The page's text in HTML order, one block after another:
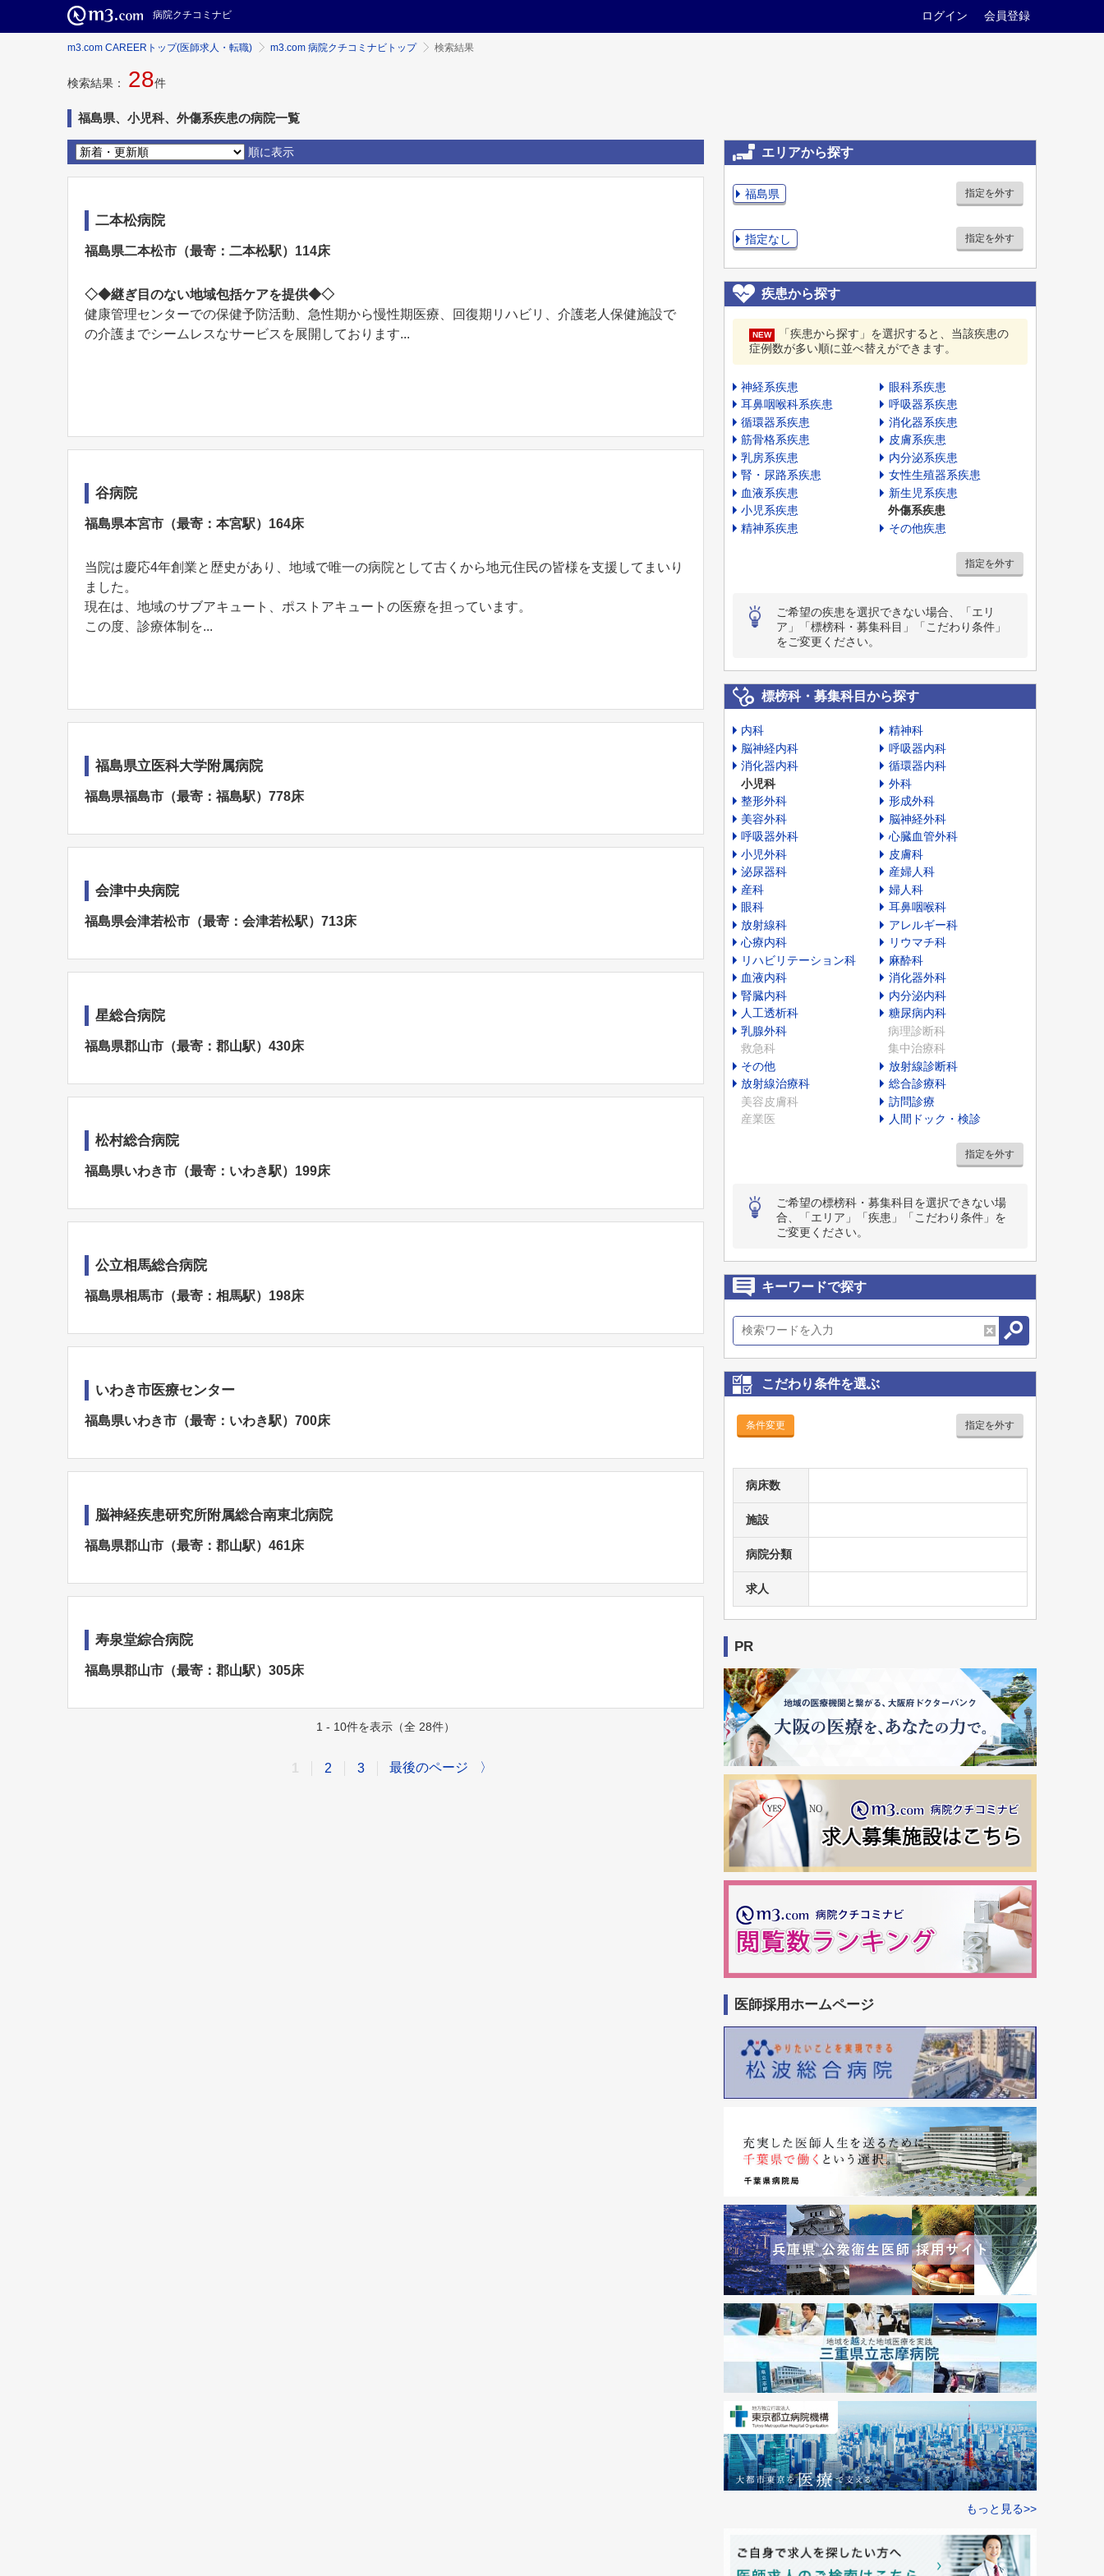
病院クチコミナビ ログイン 会員登録
m3.com CAREERトップ(医師求人・転職) m3.com 病院クチコミナビトップ 検索結果
検索結果： 28件
福島県、小児科、外傷系疾患の病院一覧
順に表示
二本松病院
福島県二本松市（最寄：二本松駅）114床
◇◆継ぎ目のない地域包括ケアを提供◆◇
健康管理センターでの保健予防活動、急性期から慢性期医療、回復期リハビリ、介護老人保健施設で
の介護までシームレスなサービスを展開しております...
谷病院
福島県本宮市（最寄：本宮駅）164床
当院は慶応4年創業と歴史があり、地域で唯一の病院として古くから地元住民の皆様を支援してまいり
ました。
現在は、地域のサブアキュート、ポストアキュートの医療を担っています。
この度、診療体制を...
福島県立医科大学附属病院
福島県福島市（最寄：福島駅）778床
会津中央病院
福島県会津若松市（最寄：会津若松駅）713床
星総合病院
福島県郡山市（最寄：郡山駅）430床
松村総合病院
福島県いわき市（最寄：いわき駅）199床
公立相馬総合病院
福島県相馬市（最寄：相馬駅）198床
いわき市医療センター
福島県いわき市（最寄：いわき駅）700床
脳神経疾患研究所附属総合南東北病院
福島県郡山市（最寄：郡山駅）461床
寿泉堂綜合病院
福島県郡山市（最寄：郡山駅）305床
1 - 10件を表示（全 28件）
2 3 最後のページ 〉
エリアから探す
福島県 指定を外す
指定なし 指定を外す
疾患から探す
NEW
「疾患から探す」を選択すると、当該疾患の
症例数が多い順に並べ替えができます。
神経系疾患
眼科系疾患
耳鼻咽喉科系疾患
呼吸器系疾患
循環器系疾患
消化器系疾患
筋骨格系疾患
皮膚系疾患
乳房系疾患
内分泌系疾患
腎・尿路系疾患
女性生殖器系疾患
血液系疾患
新生児系疾患
小児系疾患
外傷系疾患
精神系疾患
その他疾患
指定を外す
ご希望の疾患を選択できない場合、「エリ
ア」「標榜科・募集科目」「こだわり条件」
をご変更ください。
標榜科・募集科目から探す
内科
精神科
脳神経内科
呼吸器内科
消化器内科
循環器内科
小児科
外科
整形外科
形成外科
美容外科
脳神経外科
呼吸器外科
心臓血管外科
小児外科
皮膚科
泌尿器科
産婦人科
産科
婦人科
眼科
耳鼻咽喉科
放射線科
アレルギー科
心療内科
リウマチ科
リハビリテーション科
麻酔科
血液内科
消化器外科
腎臓内科
内分泌内科
人工透析科
糖尿病内科
乳腺外科
病理診断科
救急科
集中治療科
その他
放射線診断科
放射線治療科
総合診療科
美容皮膚科
訪問診療
産業医
人間ドック・検診
指定を外す
ご希望の標榜科・募集科目を選択できない場
合、「エリア」「疾患」「こだわり条件」を
ご変更ください。
キーワードで探す
こだわり条件を選ぶ
条件変更 指定を外す
病床数
施設
病院分類
求人
PR
医師採用ホームページ
もっと見る>>